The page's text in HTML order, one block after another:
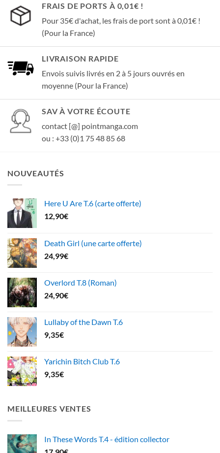
FRAIS DE PORTS À 0,01€ !
Pour 35€ d'achat, les frais de port sont à 0,01€ !
(Pour la France)
LIVRAISON RAPIDE
Envois suivis livrés en 2 à 5 jours ouvrés en
moyenne (Pour la France)
SAV À VOTRE ÉCOUTE
contact [@] pointmanga.com
ou : +33 (0)1 75 48 85 68
NOUVEAUTÉS
Here U Are T.6 (carte offerte)
12,90€
Death Girl (une carte offerte)
24,99€
Overlord T.8 (Roman)
24,90€
Lullaby of the Dawn T.6
9,35€
Yarichin Bitch Club T.6
9,35€
MEILLEURES VENTES
In These Words T.4 - édition collector